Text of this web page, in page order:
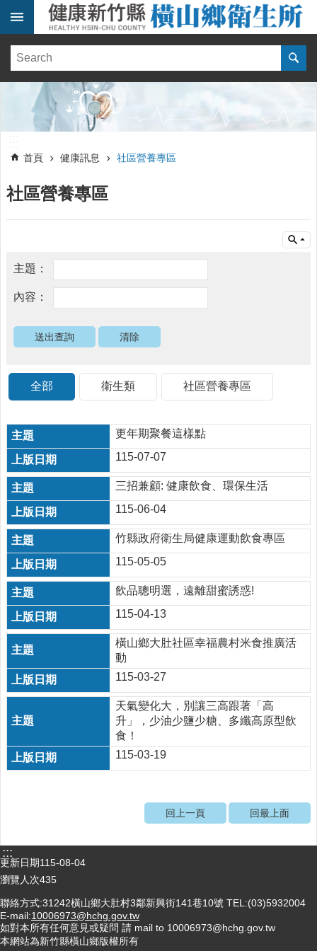
跳到主要內容區塊
健
訊
簡
醫
線
報
診
時
間
預
防
與
注
射
時
間
表
法
規
查
詢
網
站
連
相
康
運
動
飲
食
專
區
首頁 健康訊息 社區營養專區
社區營養專區
全部 衛生類 社區營養專區
更年期聚餐這樣點
115-07-07
三招兼顧: 健康飲食、環保生活
115-06-04
竹縣政府衛生局健康運動飲食專區
115-05-05
飲品聰明選，遠離甜蜜誘惑!
115-04-13
橫山鄉大肚社區幸福農村米食推廣活
動
115-03-27
天氣變化大，別讓三高跟著「高
升」，少油少鹽少糖、多纖高原型飲
食！
115-03-19
回上一頁 回最上面
:::
更新日期115-08-04
瀏覽人次435
聯絡方式:31242橫山鄉大肚村3鄰新興街141巷10號 TEL:(03)5932004
E-mail:10006973@hchg.gov.tw
如對本所有任何意見或疑問 請 mail to 10006973@hchg.gov.tw
本網站為新竹縣橫山鄉版權所有